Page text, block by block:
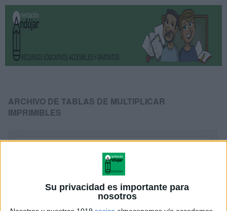
Su privacidad es importante para
nosotros
ARCHIVO DE TABLAS DE MULTIPLICAR
IMPRIMIBLES